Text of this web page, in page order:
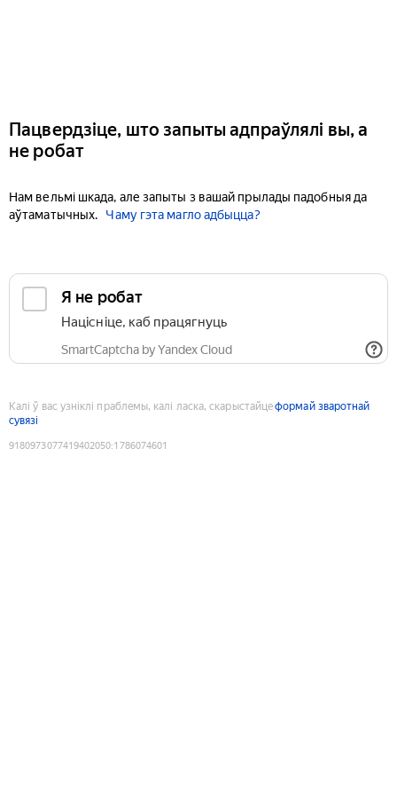
Пацвердзіце, што запыты адпраўлялі вы, а
не робат
Нам вельмі шкада, але запыты з вашай прылады падобныя да
аўтаматычных.
Чаму гэта магло адбыцца?
Я не робат
Націсніце, каб працягнуць
SmartCaptcha by Yandex Cloud
Калі ў вас узніклі праблемы, калі ласка, скарыстайцеформай зваротнай
сувязі
9180973077419402050:1786074601